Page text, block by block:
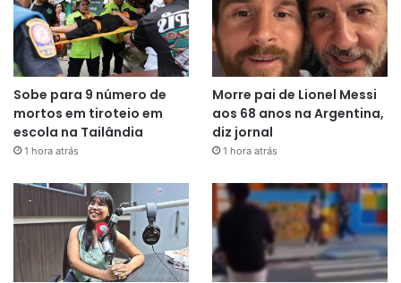
Sobe para 9 número de
mortos em tiroteio em
escola na Tailândia
1 hora atrás
Morre pai de Lionel Messi
aos 68 anos na Argentina,
diz jornal
1 hora atrás